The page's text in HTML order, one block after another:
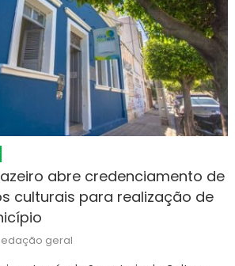
abre credenciamento de
culturais para realização de
geral